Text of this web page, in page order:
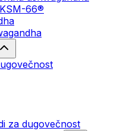
66®
za dugovečnost